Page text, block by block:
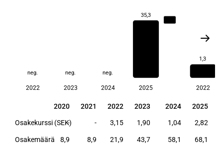
neg. neg. neg.
35,3
2022 2023 2024 2025
1,3
2022
2020 2021 2022 2023 2024 2025
2020 2021 2022 2023 2024 2025
Osakekurssi (SEK)
- - 3,15 1,90 1,04 2,82
Osakemäärä 8,9 8,9 21,9 43,7 58,1 68,1